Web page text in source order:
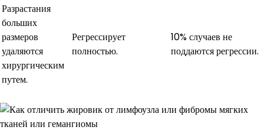
Разрастания
больших
размеров
удаляются
хирургическим
путем.
Регрессирует
полностью.
10% случаев не
поддаются регрессии.